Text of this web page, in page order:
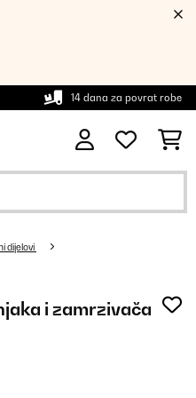
14 dana za povrat robe
dijelovi
i zamrzivača